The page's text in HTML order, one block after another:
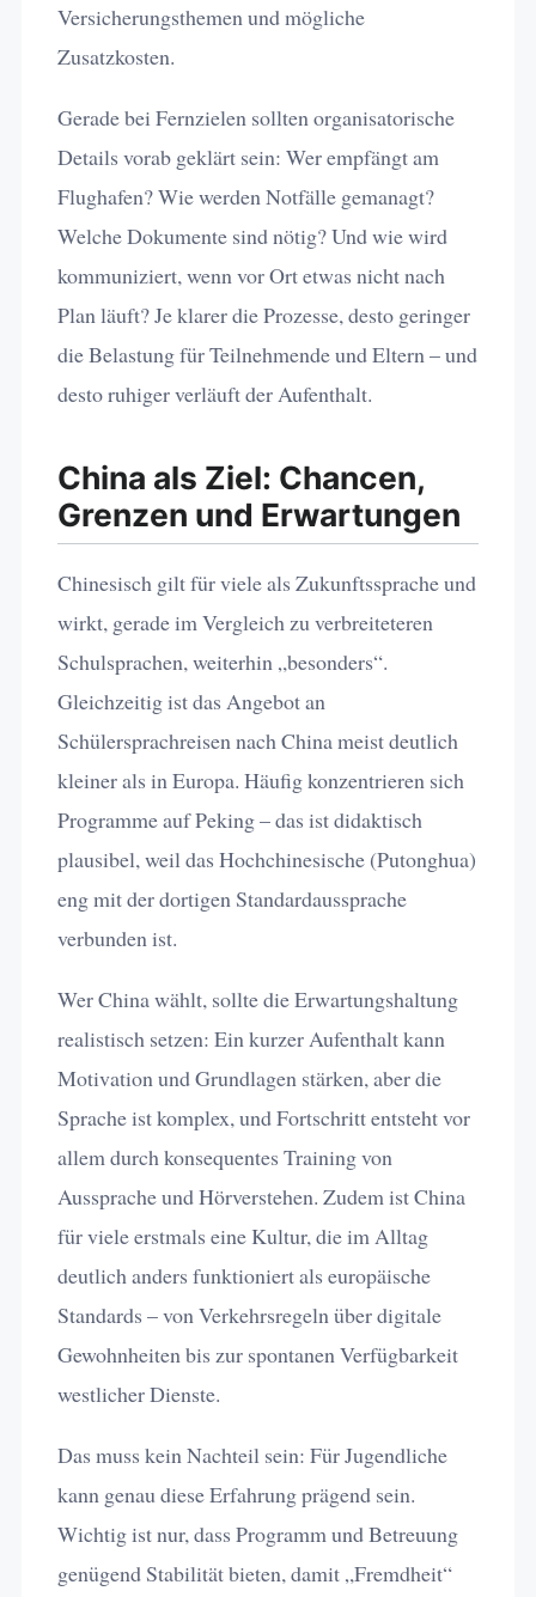
Versicherungsthemen und mögliche
Zusatzkosten.
Gerade bei Fernzielen sollten organisatorische
Details vorab geklärt sein: Wer empfängt am
Flughafen? Wie werden Notfälle gemanagt?
Welche Dokumente sind nötig? Und wie wird
kommuniziert, wenn vor Ort etwas nicht nach
Plan läuft? Je klarer die Prozesse, desto geringer
die Belastung für Teilnehmende und Eltern – und
desto ruhiger verläuft der Aufenthalt.
China als Ziel: Chancen,
Grenzen und Erwartungen
Chinesisch gilt für viele als Zukunftssprache und
wirkt, gerade im Vergleich zu verbreiteteren
Schulsprachen, weiterhin „besonders“.
Gleichzeitig ist das Angebot an
Schülersprachreisen nach China meist deutlich
kleiner als in Europa. Häufig konzentrieren sich
Programme auf Peking – das ist didaktisch
plausibel, weil das Hochchinesische (Putonghua)
eng mit der dortigen Standardaussprache
verbunden ist.
Wer China wählt, sollte die Erwartungshaltung
realistisch setzen: Ein kurzer Aufenthalt kann
Motivation und Grundlagen stärken, aber die
Sprache ist komplex, und Fortschritt entsteht vor
allem durch konsequentes Training von
Aussprache und Hörverstehen. Zudem ist China
für viele erstmals eine Kultur, die im Alltag
deutlich anders funktioniert als europäische
Standards – von Verkehrsregeln über digitale
Gewohnheiten bis zur spontanen Verfügbarkeit
westlicher Dienste.
Das muss kein Nachteil sein: Für Jugendliche
kann genau diese Erfahrung prägend sein.
Wichtig ist nur, dass Programm und Betreuung
genügend Stabilität bieten, damit „Fremdheit“